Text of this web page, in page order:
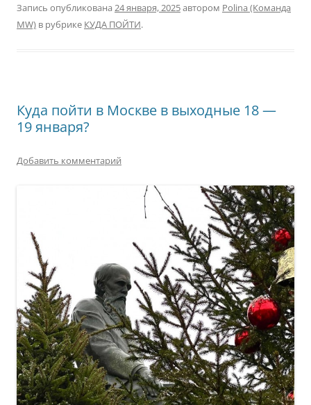
Запись опубликована 24 января, 2025автором Polina (Команда
MW) в рубрике КУДА ПОЙТИ.
Куда пойти в Москве в выходные 18 —
19 января?
Добавить комментарий